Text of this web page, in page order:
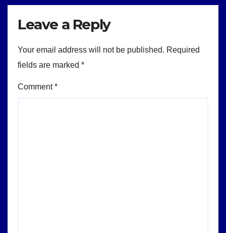
Leave a Reply
Your email address will not be published. Required
fields are marked *
Comment*